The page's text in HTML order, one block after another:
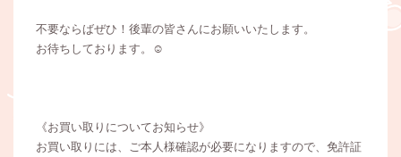
不要ならばぜひ！後輩の皆さんにお願いいたします。
お待ちしております。☺
《お買い取りについてお知らせ》
お買い取りには、ご本人様確認が必要になりますので、免許証